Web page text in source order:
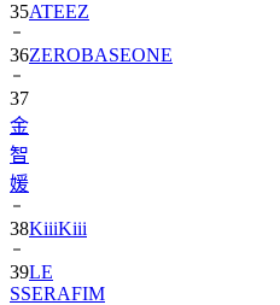
35ATEEZ
36ZEROBASEONE
37
金
智
媛
38KiiiKiii
39LE
SSERAFIM